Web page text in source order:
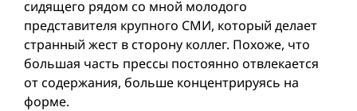
сидящего рядом со мной молодого
представителя крупного СМИ, который делает
странный жест в сторону коллег. Похоже, что
большая часть прессы постоянно отвлекается
от содержания, больше концентрируясь на
форме.